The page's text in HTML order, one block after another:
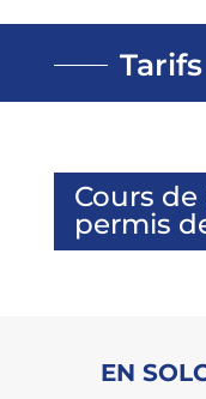
Cours
permis
EN